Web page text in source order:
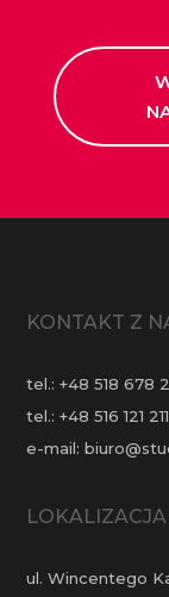
KONTAKT Z
tel.:+48 518 678
tel.:+48 516 121 211
e-mail:
LOKALIZACJA
ul. Wincentego